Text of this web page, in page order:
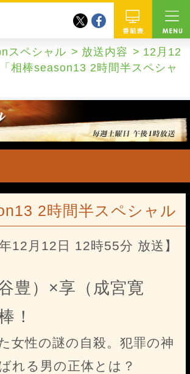
番組
twitterfacebook
スペシャル 放送内容
12月12
相棒season13 2時間半スペシャ
2時間半スペシャル
12月12日 12時55分 放送】
豊）×享（成宮寛
！
女性の謎の自殺。犯罪の神
れる男の正体とは？